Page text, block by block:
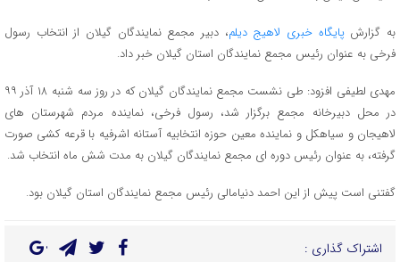
به گزارش پایگاه خبری لاهیج دیلم، دبیر مجمع نمایندگان گیلان از انتخاب رسول
فرخی به عنوان رئیس مجمع نمایندگان استان گیلان خبر داد.
مهدی لطیفی افزود: طی نشست مجمع نمایندگان گیلان که در روز سه شنبه ۱۸ آذر ۹۹
در محل دبیرخانه مجمع برگزار شد، رسول فرخی، نماینده مردم شهرستان های
لاهیجان و سیاهکل و نماینده معین حوزه انتخابیه آستانه اشرفیه با قرعه کشی صورت
گرفته، به عنوان رئیس دوره ای مجمع نمایندگان گیلان به مدت شش ماه انتخاب شد.
گفتنی است پیش از این احمد دنیامالی رئیس مجمع نمایندگان استان گیلان بود.
اشتراک گذاری :